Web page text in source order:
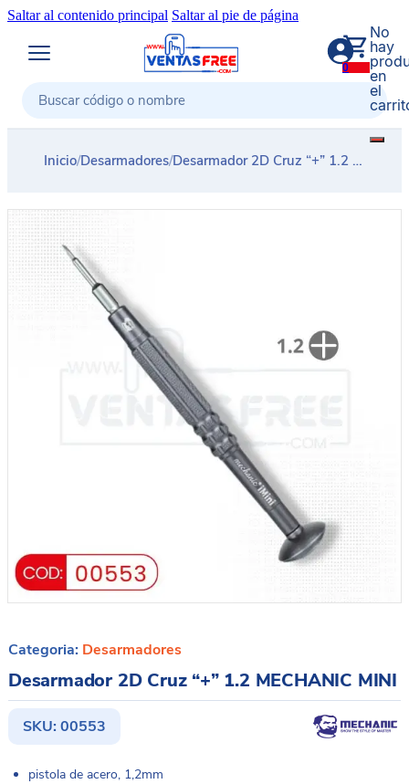
Saltar al contenido principal Saltar al pie de página
Buscar
0
No
hay
en
el
Inicio/Desarmadores/Desarmador 2D Cruz “+” 1.2 MECHANIC MINI
Categoria: Desarmadores
Desarmador 2D Cruz “+” 1.2 MECHANIC MINI
SKU: 00553
pistola de acero, 1,2mm